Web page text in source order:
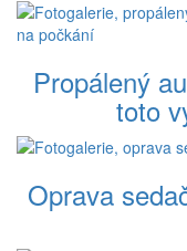
Propálený
toto
Oprava